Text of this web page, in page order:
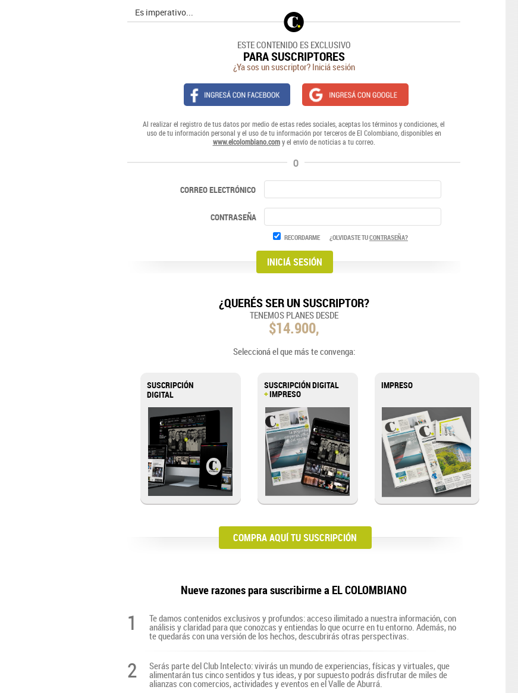
Es imperativo...
ESTE CONTENIDO ES EXCLUSIVO
PARA SUSCRIPTORES
¿Ya sos un suscriptor? Iniciá sesión
Al realizar el registro de tus datos por medio de estas redes sociales, aceptas los términos y condiciones, el
uso de tu información personal y el uso de tu información por terceros de El Colombiano, disponibles en
www.elcolombiano.comy el envío de noticias a tu correo.
O
CORREO ELECTRÓNICO
CONTRASEÑA
RECORDARME ¿OLVIDASTE TUCONTRASEÑA?
¿QUERÉS SER UN SUSCRIPTOR?
TENEMOS PLANES DESDE
$14.900,
Seleccioná el que más te convenga:
SUSCRIPCIÓN
DIGITAL
SUSCRIPCIÓN DIGITAL
+IMPRESO
IMPRESO
COMPRA AQUÍ TU SUSCRIPCIÓN
Nueve razones para suscribirme a EL COLOMBIANO
1 Te damos contenidos exclusivos y profundos: acceso ilimitado a nuestra información, con
análisis y claridad para que conozcas y entiendas lo que ocurre en tu entorno. Además, no
te quedarás con una versión de los hechos, descubrirás otras perspectivas.
2 Serás parte del Club Intelecto: vivirás un mundo de experiencias, físicas y virtuales, que
alimentarán tus cinco sentidos y tus ideas, y por supuesto podrás disfrutar de miles de
alianzas con comercios, actividades y eventos en el Valle de Aburrá.